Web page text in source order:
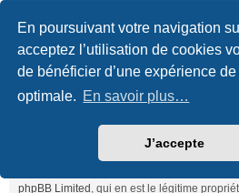
En poursuivant votre navigation
acceptez l’utilisation de cookies
de bénéficier d’une expérience
optimale. En savoir plus…
J’accepte
Pour retrouver la liste des pièces jointes
veuillez vous rendre dans le panneau de
les liens vers la section des pièces jointes.
À propos de phpBB
Qui a développé ce logiciel de forum de
Ce programme (dans sa forme non
phpBB Limited , qui en est le légitime